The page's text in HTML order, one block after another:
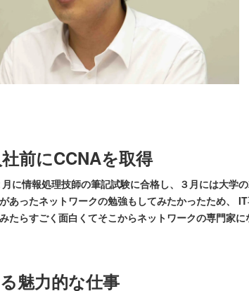
前にCCNAを取得
に情報処理技師の筆記試験に合格し、３月には大学
あったネットワークの勉強もしてみたかったため、
たらすごく面白くてそこからネットワークの専門家
魅力的な仕事